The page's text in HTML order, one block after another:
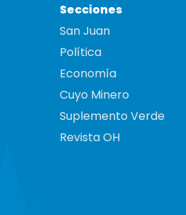
Secciones
San Juan
Política
Economía
Cuyo Minero
Suplemento Verde
Revista OH